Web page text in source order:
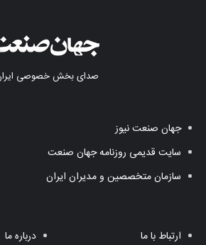
صدای بخش خصوصی
جهان صنعت نیوز
سایت قدیمی روزنامه جهان صنعت
سازمان متخصصین و مدیران ایران
ارتباط با ما درباره ما